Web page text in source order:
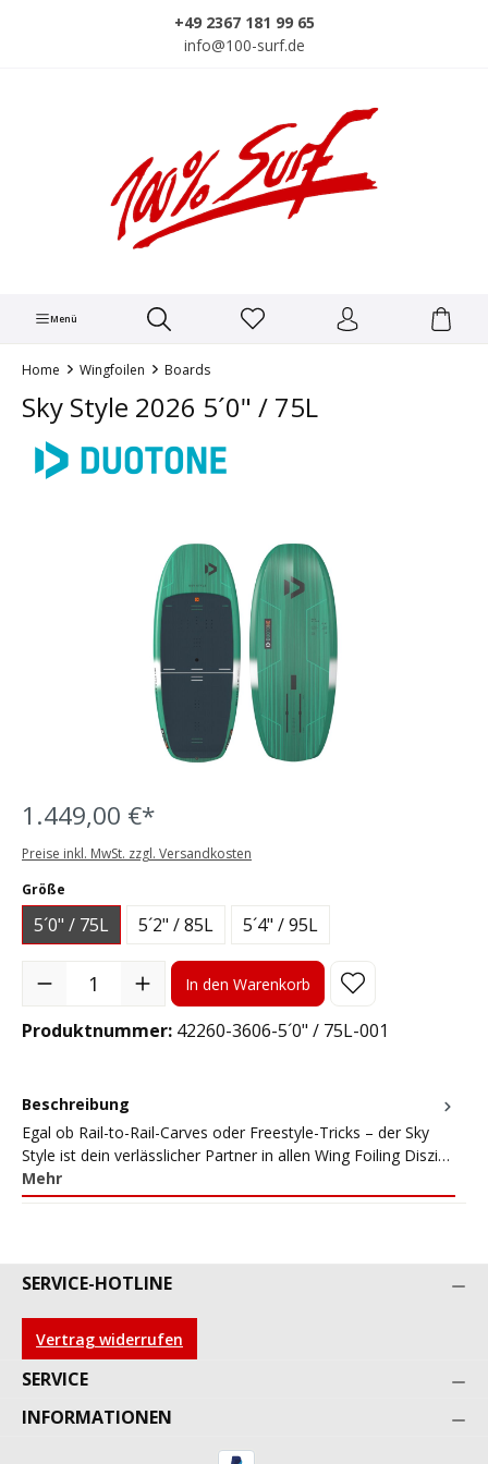
+49 2367 181 99 65
info@100-surf.de
Menü
Home Wingfoilen Boards
Sky Style 2026 5´0" / 75L
Bildergalerie überspringen
1.449,00 €*
Preise inkl. MwSt. zzgl. Versandkosten
Größe
5´0" / 75L 5´2" / 85L 5´4" / 95L
Produkt Anzahl: Gib den gewünschten Wert ein oder benutze
In den Warenkorb
Produktnummer: 42260-3606-5´0" / 75L-001
Beschreibung
Egal ob Rail-to-Rail-Carves oder Freestyle-Tricks – der Sky
Style ist dein verlässlicher Partner in allen Wing Foiling Diszi…
Mehr
SERVICE-HOTLINE
Vertrag widerrufen
SERVICE
INFORMATIONEN